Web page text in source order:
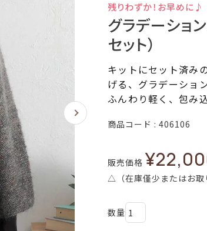
残りわずか！お早めに♪
グラデーショ
セット）
キットにセット済み
げる、グラデーショ
ふんわり軽く、包み
商品コード 406106
販売価格 ¥
△（在庫僅少またはお取